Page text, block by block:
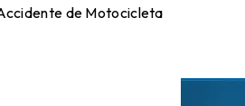
de Motocicleta